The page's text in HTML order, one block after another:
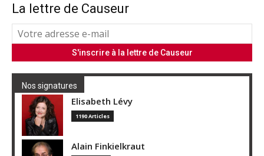
La lettre de Causeur
Nos signatures
Elisabeth Lévy
1190 Articles
Alain Finkielkraut